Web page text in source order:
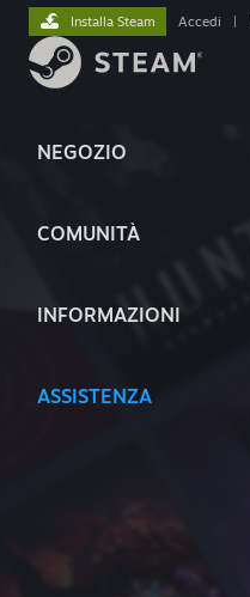
NEGOZIO
COMUNITÀ
INFORMAZIONI
ASSISTENZA
Installa Steam Accedi